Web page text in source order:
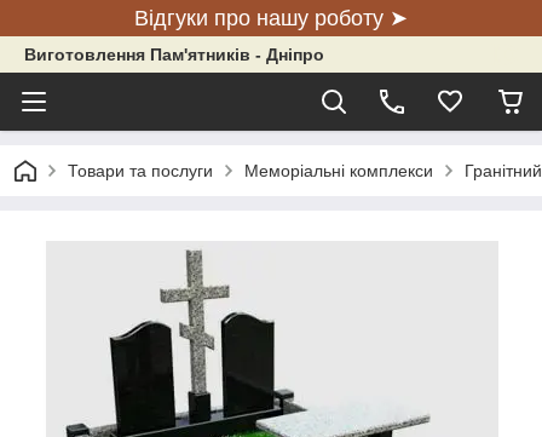
Відгуки про нашу роботу ➤
Виготовлення Пам'ятників - Дніпро
Товари та послуги Меморіальні комплекси